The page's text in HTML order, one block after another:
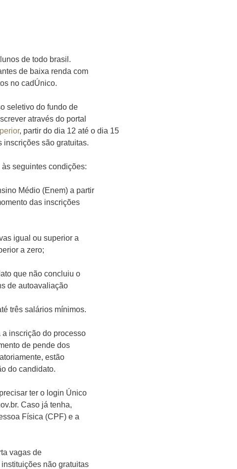
de todo brasil.
de baixa renda com
no cadÚnico.
seletivo do fundo de
através do portal
, partir do dia 12 até o dia 15
inscrições são gratuitas.
seguintes condições:
Médio (Enem) a partir
das inscrições
igual ou superior a
a zero;
que não concluiu o
de autoavaliação
três salários mínimos.
inscrição do processo
de pende dos
estão
do candidato.
ter o login Único
Caso já tenha,
Física (CPF) e a
vagas de
não gratuitas